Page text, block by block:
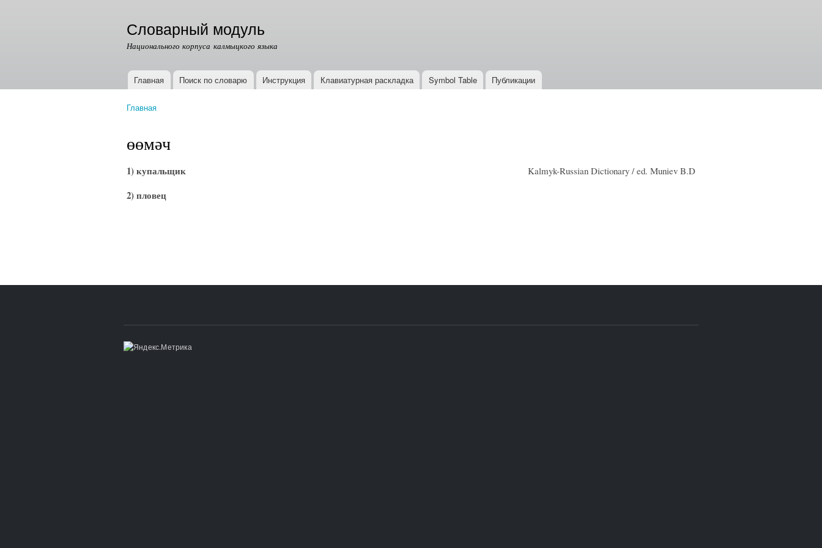
Словарный модуль
Национального корпуса калмыцкого языка
Главное меню
Главная Поиск по словарю Инструкция Клавиатурная раскладка Symbol Table Публикации
Главная
өөмәч
Kalmyk-Russian Dictionary / ed. Muniev B.D
1) купальщик
2) пловец